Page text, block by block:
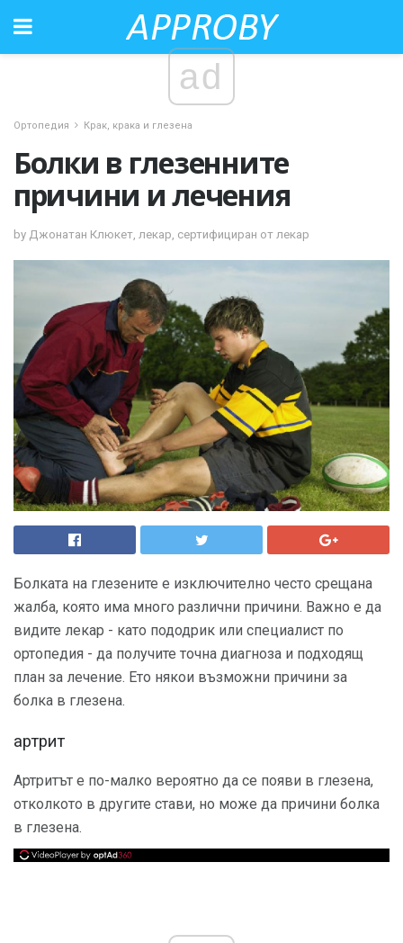
ad
Ортопедия Крак, крака и глезена
Болки в глезенните
причини и лечения
by Джонатан Клюкет, лекар, сертифициран от лекар
Болката на глезените е изключително често срещана
жалба, която има много различни причини. Важно е да
видите лекар - като пододрик или специалист по
ортопедия - да получите точна диагноза и подходящ
план за лечение. Ето някои възможни причини за
болка в глезена.
артрит
Артритът е по-малко вероятно да се появи в глезена,
отколкото в другите стави, но може да причини болка
в глезена.